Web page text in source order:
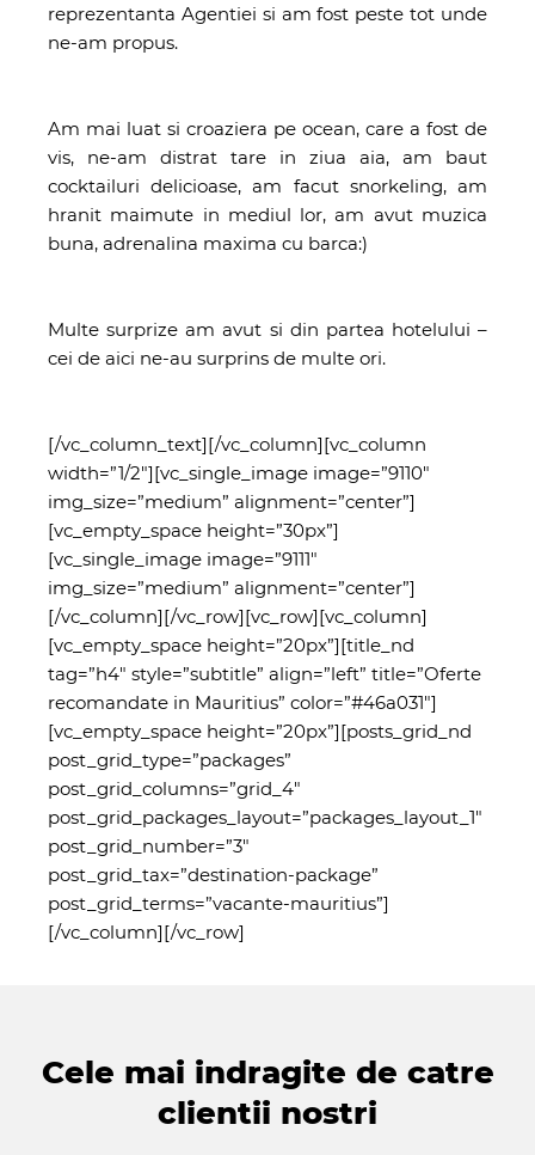
reprezentanta Agentiei si am fost peste tot unde
ne-am propus.
Am mai luat si croaziera pe ocean, care a fost de
vis, ne-am distrat tare in ziua aia, am baut
cocktailuri delicioase, am facut snorkeling, am
hranit maimute in mediul lor, am avut muzica
buna, adrenalina maxima cu barca:)
Multe surprize am avut si din partea hotelului –
cei de aici ne-au surprins de multe ori.
[/vc_column_text][/vc_column][vc_column
width=”1/2″][vc_single_image image=”9110″
img_size=”medium” alignment=”center”]
[vc_empty_space height=”30px”]
[vc_single_image image=”9111″
img_size=”medium” alignment=”center”]
[/vc_column][/vc_row][vc_row][vc_column]
[vc_empty_space height=”20px”][title_nd
tag=”h4″ style=”subtitle” align=”left” title=”Oferte
recomandate in Mauritius” color=”#46a031″]
[vc_empty_space height=”20px”][posts_grid_nd
post_grid_type=”packages”
post_grid_columns=”grid_4″
post_grid_packages_layout=”packages_layout_1″
post_grid_number=”3″
post_grid_tax=”destination-package”
post_grid_terms=”vacante-mauritius”]
[/vc_column][/vc_row]
Cele mai indragite de catre
clientii nostri